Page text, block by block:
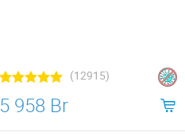
(12915)
5 958 Br